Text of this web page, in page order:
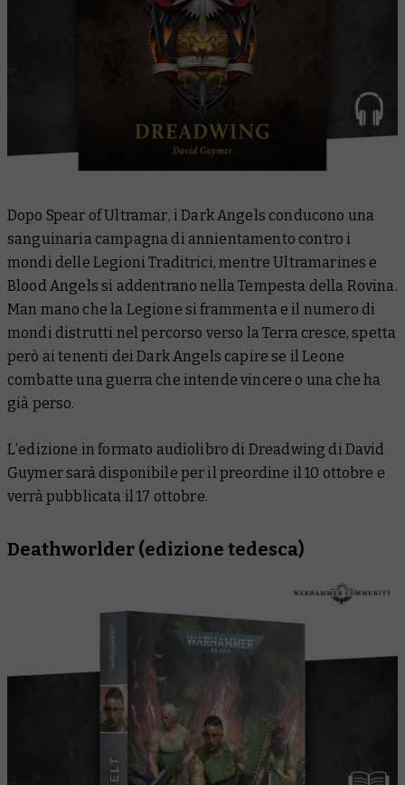
Dopo Spear of Ultramar, i Dark Angels conducono una
sanguinaria campagna di annientamento contro i
mondi delle Legioni Traditrici, mentre Ultramarines e
Blood Angels si addentrano nella Tempesta della Rovina.
Man mano che la Legione si frammenta e il numero di
mondi distrutti nel percorso verso la Terra cresce, spetta
però ai tenenti dei Dark Angels capire se il Leone
combatte una guerra che intende vincere o una che ha
già perso.
L’edizione in formato audiolibro di Dreadwing di David
Guymer sarà disponibile per il preordine il 10 ottobre e
verrà pubblicata il 17 ottobre.
Deathworlder (edizione tedesca)